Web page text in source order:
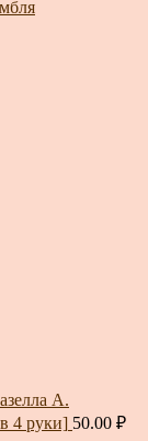
А.
4 руки] 50.00 ₽